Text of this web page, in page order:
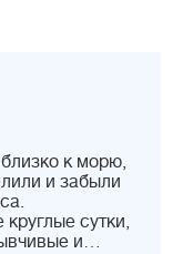
к морю,
и забыли
сутки,
и…